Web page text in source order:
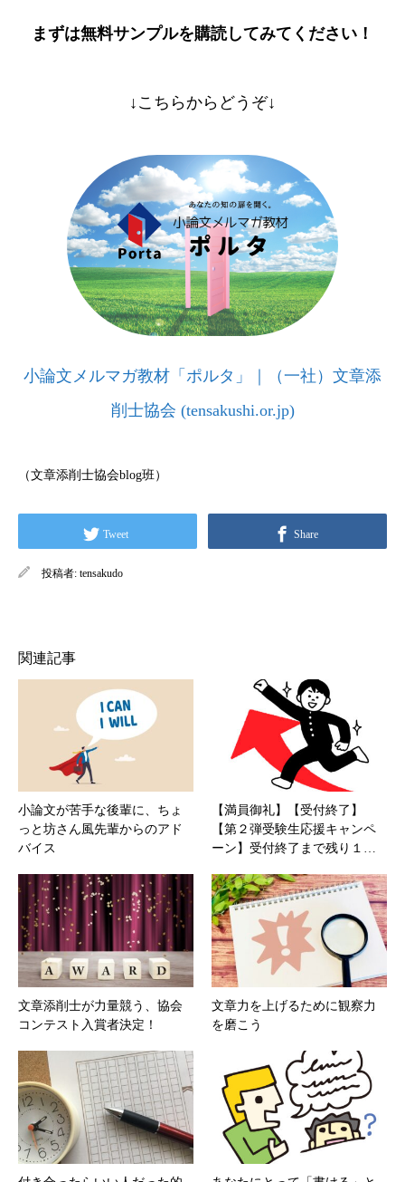
まずは無料サンプルを購読してみてください！
↓こちらからどうぞ↓
小論文メルマガ教材「ポルタ」｜（一社）文章添
削士協会 (tensakushi.or.jp)
（文章添削士協会blog班）
Tweet Share
投稿者: tensakudo
関連記事
小論文が苦手な後輩に、ちょ
っと坊さん風先輩からのアド
バイス
【満員御礼】【受付終了】
【第２弾受験生応援キャンペ
ーン】受付終了まで残り１…
文章添削士が力量競う、協会
コンテスト入賞者決定！
文章力を上げるために観察力
を磨こう